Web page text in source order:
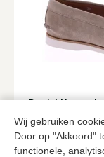
Wij gebruiken
Door op "Akkoord"
functionele,
Daniel Kenneth
Zandkleur
119,9572,00